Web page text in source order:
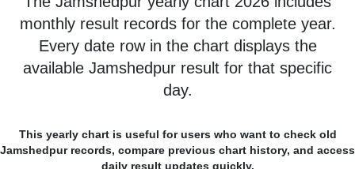
monthly result records for the complete year.
Every date row in the chart displays the
available Jamshedpur result for that specific
day.
This yearly chart is useful for users who want to check old
Jamshedpur records, compare previous chart history, and access
daily result updates quickly.